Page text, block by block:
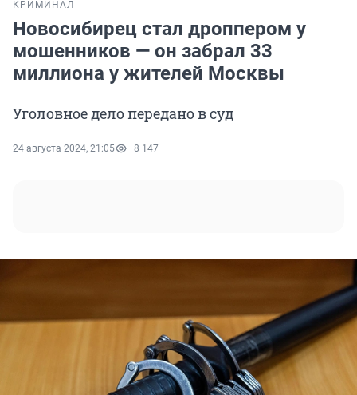
КРИМИНАЛ
Новосибирец стал дроппером у
мошенников — он забрал 33
миллиона у жителей Москвы
Уголовное дело передано в суд
24 августа 2024, 21:05 8 147